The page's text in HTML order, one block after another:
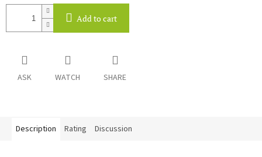
Add to cart
ASK WATCH SHARE
Description Rating Discussion